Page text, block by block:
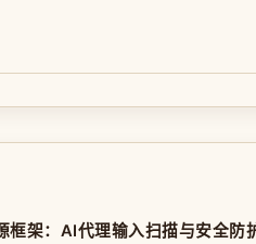
架：AI代理输入扫描与安全防